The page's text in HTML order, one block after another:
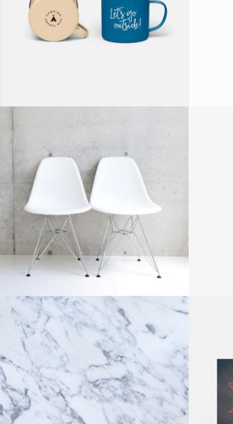
Logo Design
DESERT ART
Logo Design
GRAFFITI ART
Logo Design